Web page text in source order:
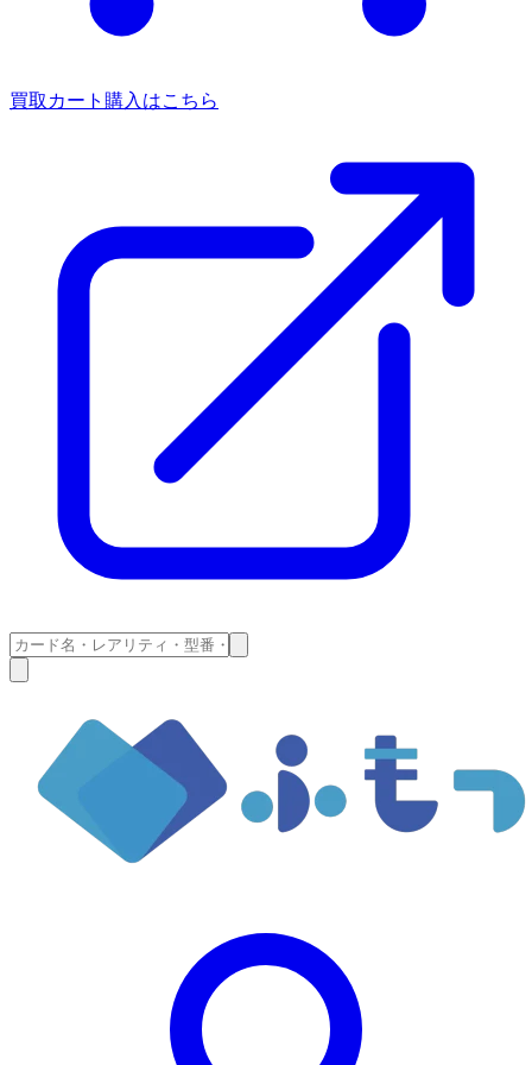
買取カート 購入はこちら